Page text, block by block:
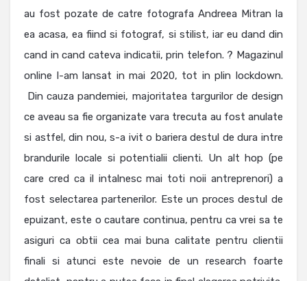
au fost pozate de catre fotografa Andreea Mitran la
ea acasa, ea fiind si fotograf, si stilist, iar eu dand din
cand in cand cateva indicatii, prin telefon. ? Magazinul
online l-am lansat in mai 2020, tot in plin lockdown.
Din cauza pandemiei, majoritatea targurilor de design
ce aveau sa fie organizate vara trecuta au fost anulate
si astfel, din nou, s-a ivit o bariera destul de dura intre
brandurile locale si potentialii clienti. Un alt hop (pe
care cred ca il intalnesc mai toti noii antreprenori) a
fost selectarea partenerilor. Este un proces destul de
epuizant, este o cautare continua, pentru ca vrei sa te
asiguri ca obtii cea mai buna calitate pentru clientii
finali si atunci este nevoie de un research foarte